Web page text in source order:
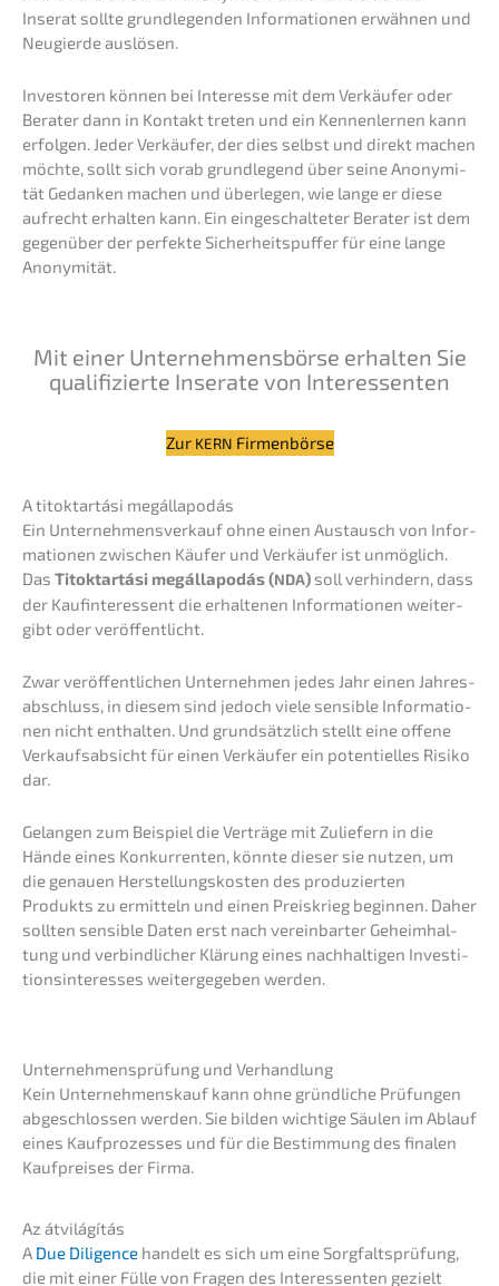
Inserat sollte grund­le­gen­den Infor­ma­tio­nen erwäh­nen und
Neugier­de auslösen.
Inves­to­ren können bei Inter­es­se mit dem Verkäu­fer oder
Berater dann in Kontakt treten und ein Kennen­ler­nen kann
erfol­gen. Jeder Verkäu­fer, der dies selbst und direkt machen
möchte, sollt sich vorab grund­le­gend über seine Anony­mi­
tät Gedan­ken machen und überle­gen, wie lange er diese
aufrecht erhal­ten kann. Ein einge­schal­te­ter Berater ist dem
gegen­über der perfek­te Sicher­heits­puf­fer für eine lange
Anonymität.
Mit einer Unter­neh­mens­bör­se erhal­ten Sie
quali­fi­zier­te Insera­te von Interessenten
Zur KERN Firmenbörse
A titokt­ar­tá­si megállapodás
Ein Unter­nehmens­verkauf ohne einen Austausch von Infor­
ma­tio­nen zwischen Käufer und Verkäu­fer ist unmög­lich.
Das Titokt­ar­tá­si megáll­a­po­dás (NDA)soll verhin­dern, dass
der Kaufin­ter­es­sent die erhal­te­nen Infor­ma­tio­nen weiter­
gibt oder veröffentlicht.
Zwar veröf­fent­li­chen Unter­neh­men jedes Jahr einen Jahres­
ab­schluss, in diesem sind jedoch viele sensi­ble Infor­ma­tio­
nen nicht enthal­ten. Und grund­sätz­lich stellt eine offene
Verkaufs­ab­sicht für einen Verkäu­fer ein poten­ti­el­les Risiko
dar.
Gelan­gen zum Beispiel die Verträ­ge mit Zulie­fern in die
Hände eines Konkur­ren­ten, könnte dieser sie nutzen, um
die genau­en Herstel­lungs­kos­ten des produ­zier­ten
Produkts zu ermit­teln und einen Preis­krieg begin­nen. Daher
sollten sensi­ble Daten erst nach verein­bar­ter Geheim­hal­
tung und verbind­li­cher Klärung eines nachhal­ti­gen Inves­ti­
ti­ons­in­ter­es­ses weiter­ge­ge­ben werden.
Unter­neh­mens­prü­fung und Verhandlung
Kein Unter­nehmens­kauf kann ohne gründ­li­che Prüfun­gen
abgeschlos­sen werden. Sie bilden wichti­ge Säulen im Ablauf
eines Kaufpro­zes­ses und für die Bestim­mung des finalen
Kaufprei­ses der Firma.
Az átvilá­gí­tás
A Due Diligence handelt es sich um eine Sorgfalts­prü­fung,
die mit einer Fülle von Fragen des Inter­es­sen­ten gezielt